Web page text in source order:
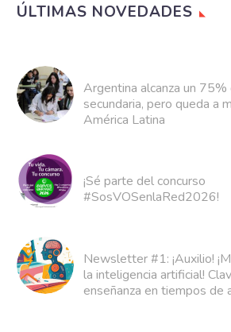
ÚLTIMAS NOVEDADES
Argentina alcanza un
secundaria, pero queda a
América Latina
¡Sé parte del concurso
#SosVOSenlaRed2026!
Newsletter #1: ¡Auxilio!
la inteligencia artificial!
enseñanza en tiempos de